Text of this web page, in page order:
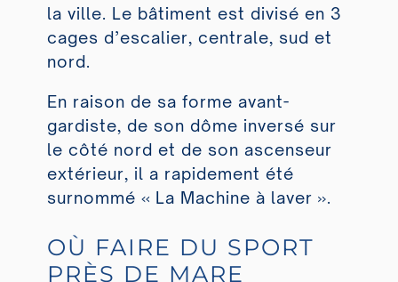
la ville. Le bâtiment est divisé en 3
cages d’escalier, centrale, sud et
nord.
En raison de sa forme avant-
gardiste, de son dôme inversé sur
le côté nord et de son ascenseur
extérieur, il a rapidement été
surnommé « La Machine à laver ».
OÙ FAIRE DU SPORT
PRÈS DE MARE